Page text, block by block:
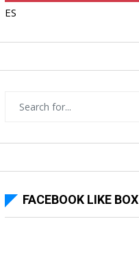
ES
FACEBOOK LIKE BOX